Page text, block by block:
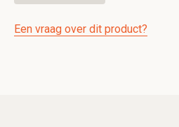
Een vraag over dit product?